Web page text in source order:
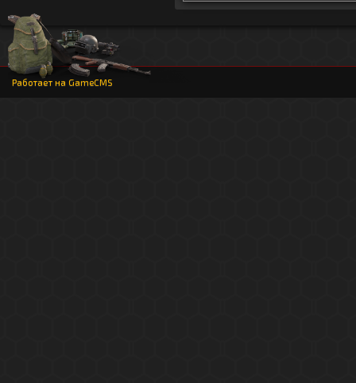
Работает на GameCMS